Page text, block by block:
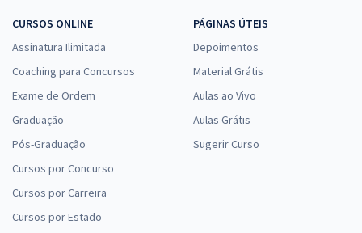
CURSOS ONLINE
Assinatura Ilimitada
Coaching para Concursos
Exame de Ordem
Graduação
Pós-Graduação
Cursos por Concurso
Cursos por Carreira
Cursos por Estado
PÁGINAS ÚTEIS
Depoimentos
Material Grátis
Aulas ao Vivo
Aulas Grátis
Sugerir Curso